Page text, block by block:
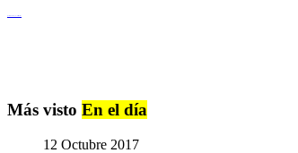
Más visto En el día
12 Octubre 2017